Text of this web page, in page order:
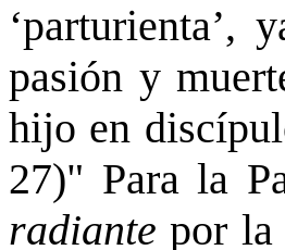
pasión y
hijo en
27)" Para la
radiante por la